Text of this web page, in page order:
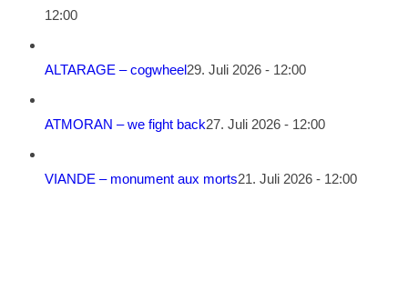
12:00
ALTARAGE – cogwheel29. Juli 2026 - 12:00
ATMORAN – we fight back27. Juli 2026 - 12:00
VIANDE – monument aux morts21. Juli 2026 - 12:00